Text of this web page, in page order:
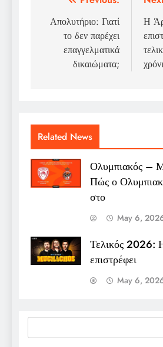
navigation
Απολυτήριο: Γιατί
το δεν παρέχει
επαγγελματικά
δικαιώματα;
Η
Related News
Ολυμπιακός –
Πώς ο
στο
May 6,
Τελικός 2026:
επιστρέφει
May 6,